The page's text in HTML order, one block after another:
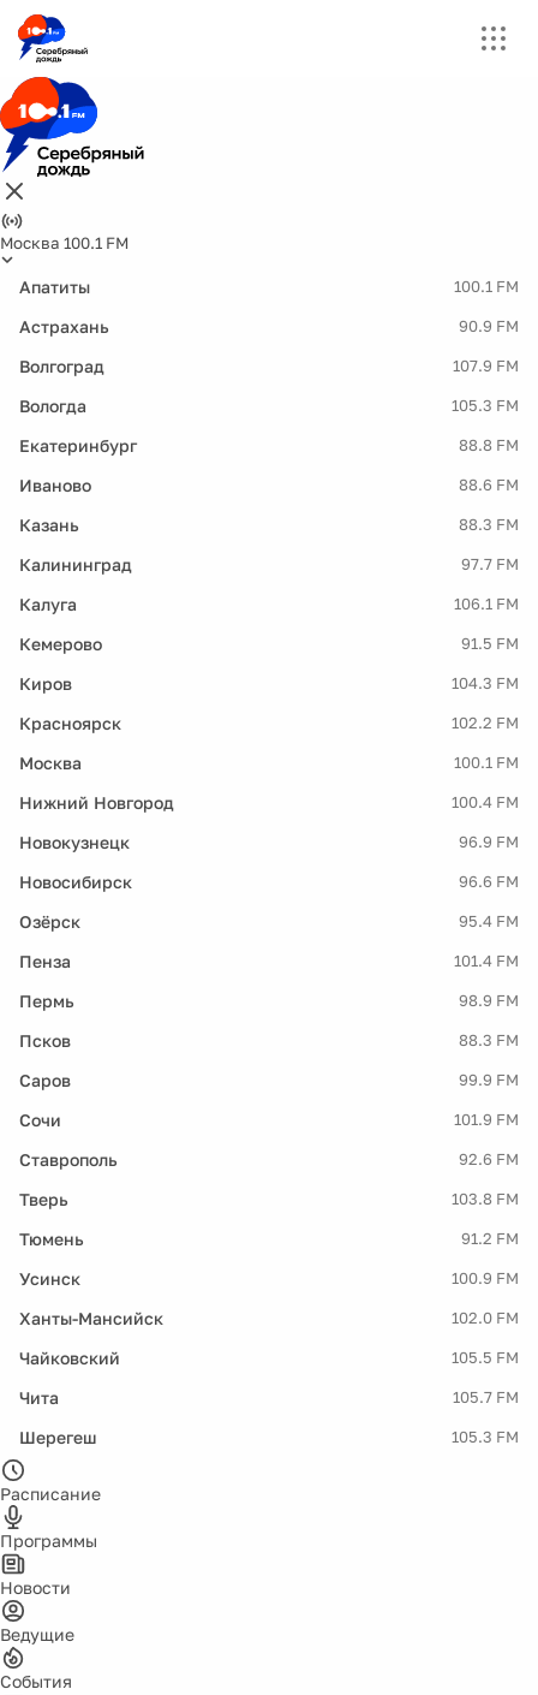
Москва 100.1 FM
Апатиты 100.1 FM
Астрахань 90.9 FM
Волгоград 107.9 FM
Вологда 105.3 FM
Екатеринбург 88.8 FM
Иваново 88.6 FM
Казань 88.3 FM
Калининград 97.7 FM
Калуга 106.1 FM
Кемерово 91.5 FM
Киров 104.3 FM
Красноярск 102.2 FM
Москва 100.1 FM
Нижний Новгород 100.4 FM
Новокузнецк 96.9 FM
Новосибирск 96.6 FM
Озёрск 95.4 FM
Пенза 101.4 FM
Пермь 98.9 FM
Псков 88.3 FM
Саров 99.9 FM
Сочи 101.9 FM
Ставрополь 92.6 FM
Тверь 103.8 FM
Тюмень 91.2 FM
Усинск 100.9 FM
Ханты-Мансийск 102.0 FM
Чайковский 105.5 FM
Чита 105.7 FM
Шерегеш 105.3 FM
Расписание
Программы
Новости
Ведущие
События